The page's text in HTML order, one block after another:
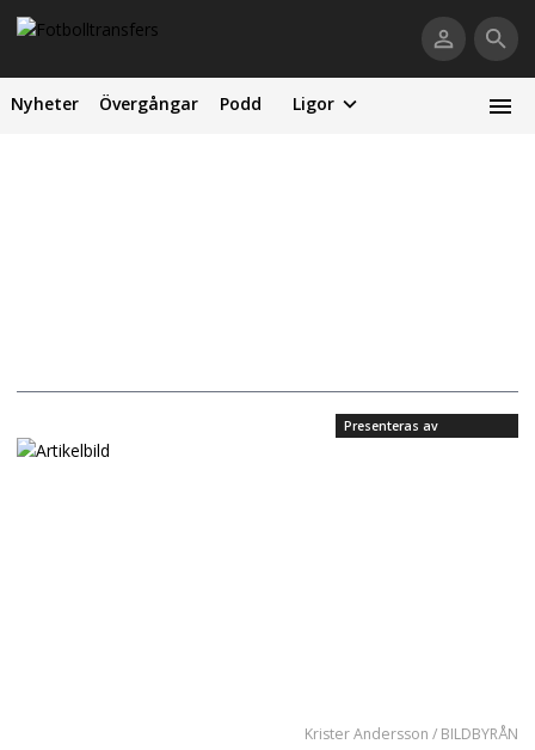
Nyheter Övergångar Podd Ligor
Presenteras av
Krister Andersson / BILDBYRÅN